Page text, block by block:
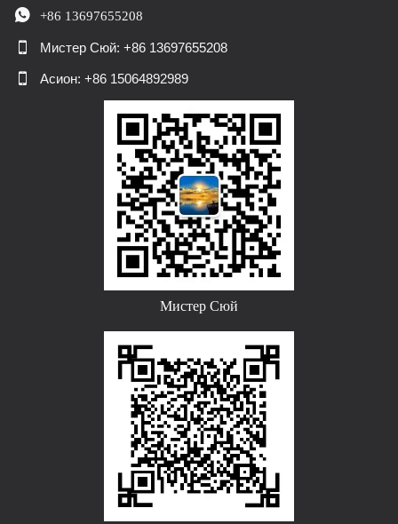
 +86 13697655208
 Мистер Сюй: +86 13697655208
 Асион: +86 15064892989
Мистер Сюй